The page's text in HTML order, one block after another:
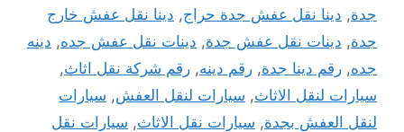
جدة, دينا نقل عفش جدة حراج, دينا نقل عفش خارج
جدة, دينات نقل عفش جدة, دينات نقل عفش جده, دينه
جده, رقم دينا جدة, رقم دينه, رقم شركة نقل اثاث,
سيارات لنقل الاثاث, سيارات لنقل العفش, سيارات
لنقل العفش بجدة, سيارات نقل الاثاث, سيارات نقل